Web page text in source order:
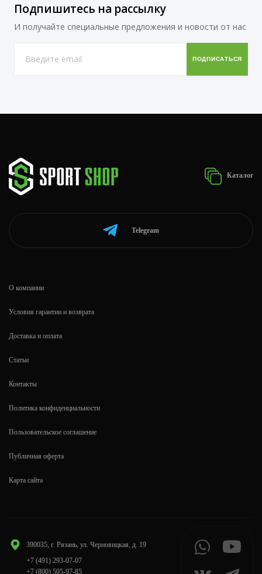
Подпишитесь на рассылку
И получайте специальные предложения и новости от нас
Каталог
Telegram
390035, г. Рязань, ул. Черновицкая, д. 19
+7 (491) 293-07-07
+7 (800) 505-97-85
О компании
Условия гарантии и возврата
Доставка и оплата
Статьи
Контакты
Политика конфиденциальности
Пользовательское соглашение
Публичная оферта
Карта сайта